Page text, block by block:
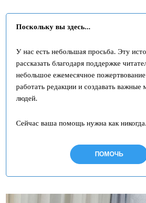
Поскольку вы здесь...
У нас есть небольшая просьба. Эту
рассказать благодаря поддержке
небольшое ежемесячное
работать редакции и создавать важные
людей.
Сейчас ваша помощь нужна как никогда.
ПОМОЧЬ